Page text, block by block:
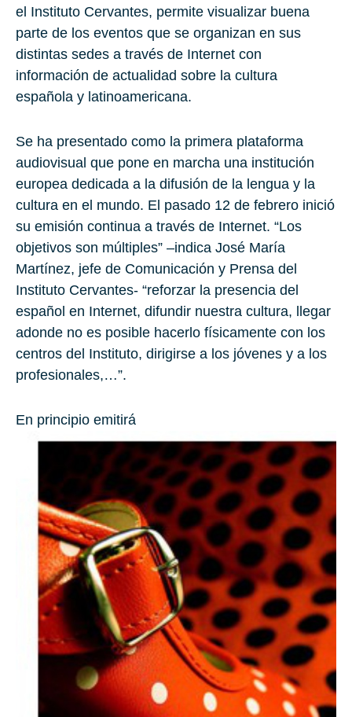
el Instituto Cervantes, permite visualizar buena
parte de los eventos que se organizan en sus
distintas sedes a través de Internet con
información de actualidad sobre la cultura
española y latinoamericana.
Se ha presentado como la primera plataforma
audiovisual que pone en marcha una institución
europea dedicada a la difusión de la lengua y la
cultura en el mundo. El pasado 12 de febrero inició
su emisión continua a través de Internet. “Los
objetivos son múltiples” –indica José María
Martínez, jefe de Comunicación y Prensa del
Instituto Cervantes- “reforzar la presencia del
español en Internet, difundir nuestra cultura, llegar
adonde no es posible hacerlo físicamente con los
centros del Instituto, dirigirse a los jóvenes y a los
profesionales,…”.
En principio emitirá